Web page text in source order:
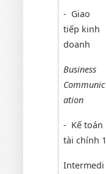
- Giao
tiếp kinh
doanh
Business
Communic
ation
- Kế toán
tài chính 1
Intermedi